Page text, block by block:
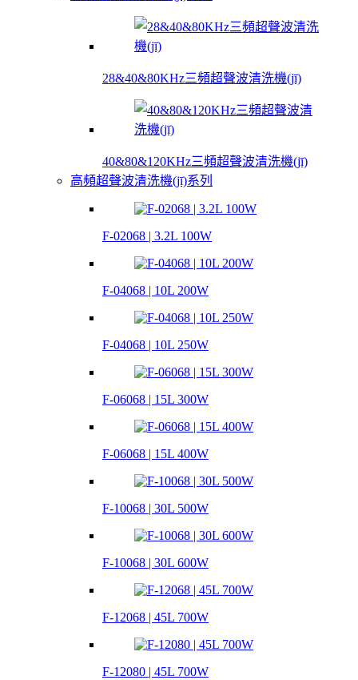
28&40&80KHz三頻超聲波清洗機(jī)
40&80&120KHz三頻超聲波清洗機(jī)
高頻超聲波清洗機(jī)系列
F-02068 | 3.2L 100W
F-04068 | 10L 200W
F-04068 | 10L 250W
F-06068 | 15L 300W
F-06068 | 15L 400W
F-10068 | 30L 500W
F-10068 | 30L 600W
F-12068 | 45L 700W
F-12080 | 45L 700W